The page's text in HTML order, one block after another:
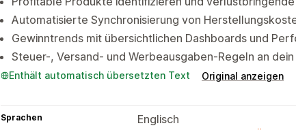
Automatisierte Synchronisierung von
Gewinntrends mit übersichtlichen Dashboards und
Steuer-, Versand- und Werbeausgaben-Regeln an
Enthält automatisch übersetzten Text Original anzeigen
Sprachen
Englisch